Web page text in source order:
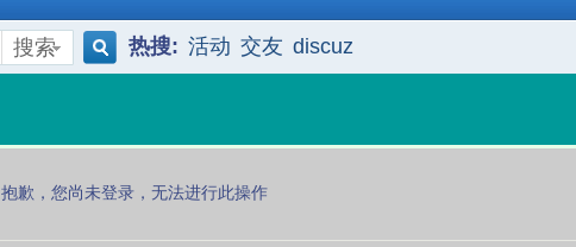
搜索
索
热搜: 活动 交友 discuz
抱歉，您尚未登录，无法进行此操作